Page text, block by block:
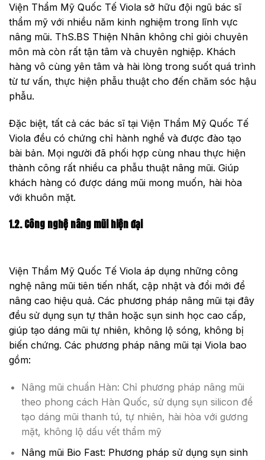
Viện Thẩm Mỹ Quốc Tế Viola sở hữu đội ngũ bác sĩ
thẩm mỹ với nhiều năm kinh nghiệm trong lĩnh vực
nâng mũi. ThS.BS Thiện Nhân không chỉ giỏi chuyên
môn mà còn rất tận tâm và chuyên nghiệp. Khách
hàng vô cùng yên tâm và hài lòng trong suốt quá trình
từ tư vấn, thực hiện phẫu thuật cho đến chăm sóc hậu
phẫu.
Đặc biệt, tất cả các bác sĩ tại Viện Thẩm Mỹ Quốc Tế
Viola đều có chứng chỉ hành nghề và được đào tạo
bài bản. Mọi người đã phối hợp cùng nhau thực hiện
thành công rất nhiều ca phẫu thuật nâng mũi. Giúp
khách hàng có được dáng mũi mong muốn, hài hòa
với khuôn mặt.
1.2. Công nghệ nâng mũi hiện đại
Viện Thẩm Mỹ Quốc Tế Viola áp dụng những công
nghệ nâng mũi tiên tiến nhất, cập nhật và đổi mới để
nâng cao hiệu quả. Các phương pháp nâng mũi tại đây
đều sử dụng sụn tự thân hoặc sụn sinh học cao cấp,
giúp tạo dáng mũi tự nhiên, không lộ sóng, không bị
biến chứng. Các phương pháp nâng mũi tại Viola bao
gồm:
Nâng mũi chuẩn Hàn: Chỉ phương pháp nâng mũi
theo phong cách Hàn Quốc, sử dụng sụn silicon để
tạo dáng mũi thanh tú, tự nhiên, hài hòa với gương
mặt, không lộ dấu vết thẩm mỹ
Nâng mũi Bio Fast: Phương pháp sử dụng sụn sinh